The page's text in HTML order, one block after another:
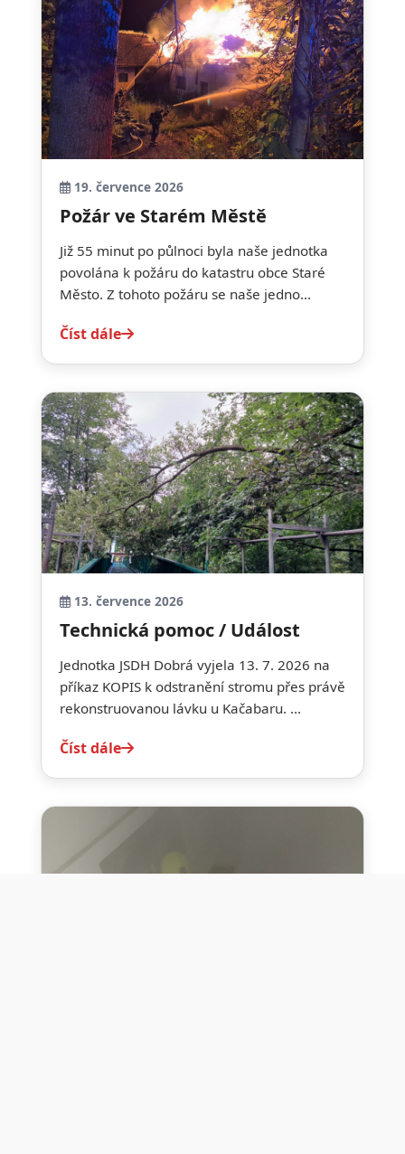
19. července 2026
Požár ve Starém Městě
Již 55 minut po půlnoci byla naše jednotka
povolána k požáru do katastru obce Staré
Město. Z tohoto požáru se naše jedno...
Číst dále
13. července 2026
Technická pomoc / Událost
Jednotka JSDH Dobrá vyjela 13. 7. 2026 na
příkaz KOPIS k odstranění stromu přes právě
rekonstruovanou lávku u Kačabaru. ...
Číst dále